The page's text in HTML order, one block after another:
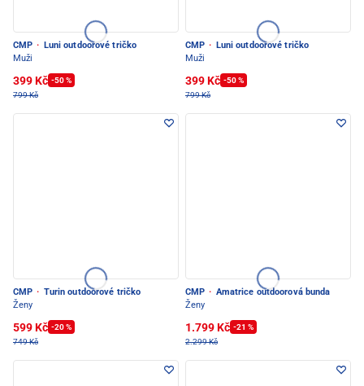
CMP ·
Luni outdoorové tričko
Muži
399 Kč -50 %
799 Kč
CMP ·
Luni outdoorové tričko
Muži
399 Kč -50 %
799 Kč
CMP · Turin outdoorové tričko
Ženy
599 Kč -20 %
749 Kč
CMP · Amatrice outdoorová bunda
Ženy
1.799 Kč -21 %
2.299 Kč